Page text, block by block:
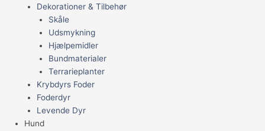
Dekorationer & Tilbehør
Skåle
Udsmykning
Hjælpemidler
Bundmaterialer
Terrarieplanter
Krybdyrs Foder
Foderdyr
Levende Dyr
Hund